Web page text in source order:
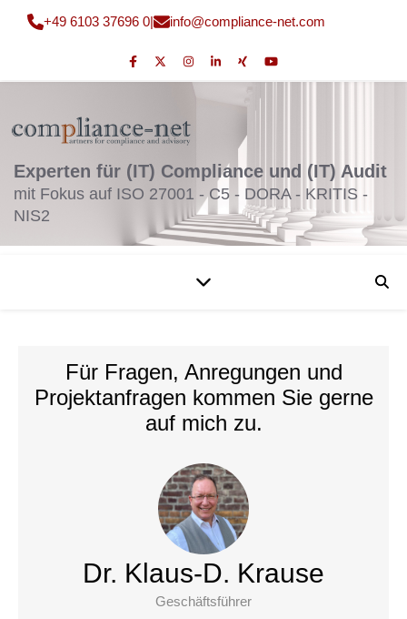
+49 6103 37696 0| moc.t
en-ec
nailp
moc@o
fni
Experten für (IT) Compliance und (IT) Audit
mit Fokus auf ISO 27001 - C5 - DORA - KRITIS -
NIS2
Für Fragen, Anregungen und
Projektanfragen kommen Sie gerne
auf mich zu.
Dr. Klaus-D. Krause
Geschäftsführer